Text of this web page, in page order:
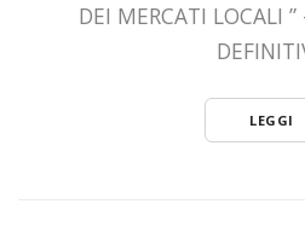
DEI MERCATI LOCALI
LEGGI